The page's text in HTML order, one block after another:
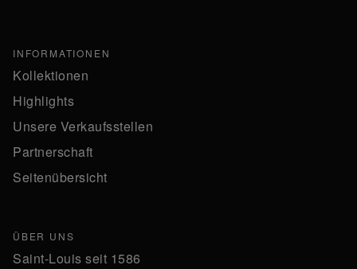
INFORMATIONEN
Kollektionen
Highlights
Unsere Verkaufsstellen
Partnerschaft
Seitenübersicht
ÜBER UNS
Saint-Louis seit 1586